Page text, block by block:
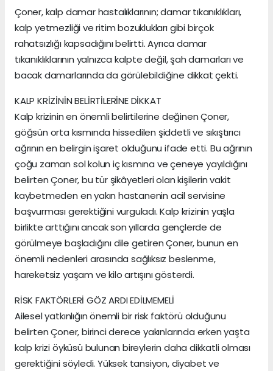
Çoner, kalp damar hastalıklarının; damar tıkanıklıkları,
kalp yetmezliği ve ritim bozuklukları gibi birçok
rahatsızlığı kapsadığını belirtti. Ayrıca damar
tıkanıklıklarının yalnızca kalpte değil, şah damarları ve
bacak damarlarında da görülebildiğine dikkat çekti.
KALP KRİZİNİN BELİRTİLERİNE DİKKAT
Kalp krizinin en önemli belirtilerine değinen Çoner,
göğsün orta kısmında hissedilen şiddetli ve sıkıştırıcı
ağrının en belirgin işaret olduğunu ifade etti. Bu ağrının
çoğu zaman sol kolun iç kısmına ve çeneye yayıldığını
belirten Çoner, bu tür şikâyetleri olan kişilerin vakit
kaybetmeden en yakın hastanenin acil servisine
başvurması gerektiğini vurguladı. Kalp krizinin yaşla
birlikte arttığını ancak son yıllarda gençlerde de
görülmeye başladığını dile getiren Çoner, bunun en
önemli nedenleri arasında sağlıksız beslenme,
hareketsiz yaşam ve kilo artışını gösterdi.
RİSK FAKTÖRLERİ GÖZ ARDI EDİLMEMELİ
Ailesel yatkınlığın önemli bir risk faktörü olduğunu
belirten Çoner, birinci derece yakınlarında erken yaşta
kalp krizi öyküsü bulunan bireylerin daha dikkatli olması
gerektiğini söyledi. Yüksek tansiyon, diyabet ve